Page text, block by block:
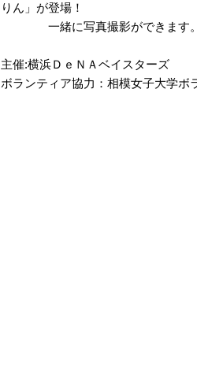
りん」が登場！
一緒に写真撮影ができます。
主催:横浜ＤｅＮＡベイスターズ
ボランティア協力：相模女子大学ボ